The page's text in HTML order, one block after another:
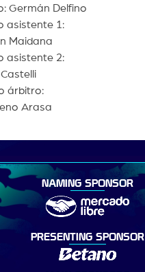
Germán Delfino
asistente 1:
Maidana
asistente 2:
árbitro:
Arasa
NAMING SPONSOR
PRESENTING SPONSOR